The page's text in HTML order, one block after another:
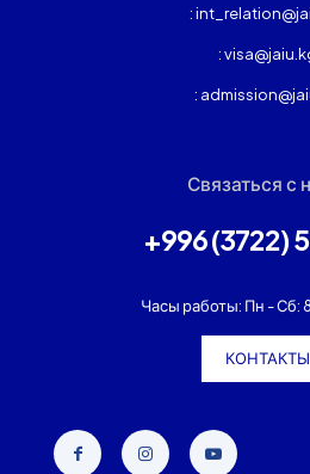
:
:
:
Связаться с
+996 (3722)
Часы работы: Пн - Сб:
КОНТАКТЫ